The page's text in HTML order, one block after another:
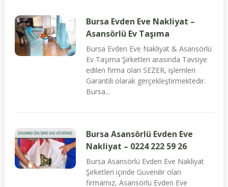
Bursa Evden Eve Nakliyat –
Asansörlü Ev Taşıma
Bursa Evden Eve Nakliyat & Asansörlü
Ev Taşıma Şirketleri arasında Tavsiye
edilen firma olan SEZER, işlemleri
Garantili olarak gerçekleştirmektedir.
Bursa...
Bursa Asansörlü Evden Eve
Nakliyat – 0224 222 59 26
Bursa Asansörlü Evden Eve Nakliyat
Şirketleri içinde Güvenilir olan
firmamız, Asansörlü Evden Eve